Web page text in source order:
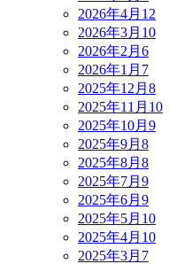
2026年4月 12
2026年3月 10
2026年2月 6
2026年1月 7
2025年12月 8
2025年11月 10
2025年10月 9
2025年9月 8
2025年8月 8
2025年7月 9
2025年6月 9
2025年5月 10
2025年4月 10
2025年3月 7